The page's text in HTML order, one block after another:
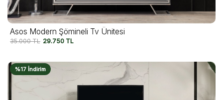
Asos Modern Şömineli Tv Ünitesi
35.000TL 29.750 TL
%17 İndirim